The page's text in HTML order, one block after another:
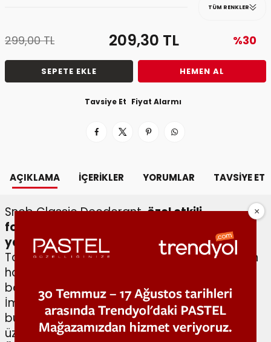
TÜM RENKLER
299,00TL 209,30 TL %30
SEPETE EKLE HEMEN AL
Tavsiye Et Fiyat Alarmı
AÇIKLAMA İÇERIKLER YORUMLAR TAVSIYE ET
Snob Classic Deodorant,özel etkili
formülüyle ter kokusunu engellemeye
yardımcı olur.
Tarçın, karanfil, anason ve muskat notalarının
harmanlandığı Snob Classic ile özenli ve
bakımlı olmanın keyfine varın.
İmza kokunuz olacak bu parfümle
bulunduğunuz ortamda tüm dikkatleri
üzerinize çekeceksiniz.